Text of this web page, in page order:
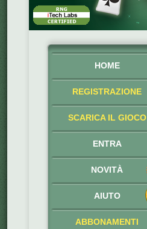
HOME
REGISTRAZIONE
SCARICA IL GIOCO
ENTRA
NOVITÀ
AIUTO
ABBONAMENTI